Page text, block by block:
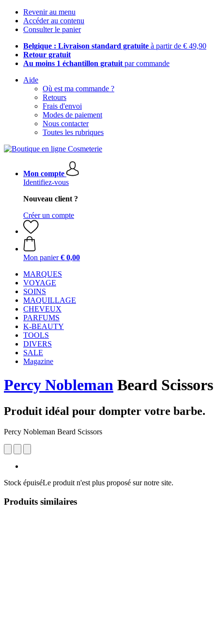
Revenir au menu
Accéder au contenu
Consulter le panier
Belgique : Livraison standard gratuite à partir de € 49,90
Retour gratuit
Au moins 1 échantillon gratuit par commande
Aide
Où est ma commande ?
Retours
Frais d'envoi
Modes de paiement
Nous contacter
Toutes les rubriques
Mon compte
Identifiez-vous
Nouveau client ?
Créer un compte
Mon panier € 0,00
MARQUES
VOYAGE
SOINS
MAQUILLAGE
CHEVEUX
PARFUMS
K-BEAUTY
TOOLS
DIVERS
SALE
Magazine
Percy Nobleman Beard Scissors
Produit idéal pour dompter votre barbe.
Percy Nobleman Beard Scissors
Stock épuiséLe produit n'est plus proposé sur notre site.
Produits similaires